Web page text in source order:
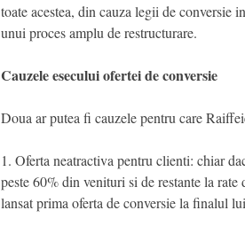
toate acestea, din cauza legii de conversie
unui proces amplu de restructurare.
Cauzele esecului ofertei de conversie
Doua ar putea fi cauzele pentru care
1. Oferta neatractiva pentru clienti: chiar
peste 60% din venituri si de restante la
lansat prima oferta de conversie la finalul